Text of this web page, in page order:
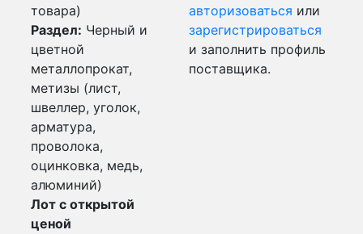
товара)
Раздел: Черный и
цветной
металлопрокат,
метизы (лист,
швеллер, уголок,
арматура,
проволока,
оцинковка, медь,
алюминий)
Лот с открытой
ценой
авторизоваться или
зарегистрироваться
и заполнить профиль
поставщика.